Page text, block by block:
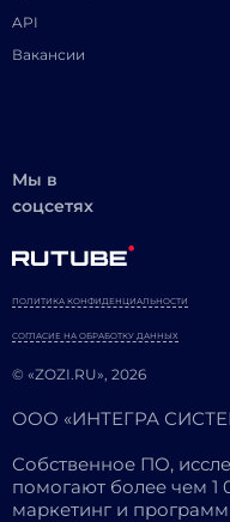
API
Вакансии
Мы в
соцсетях
© «ZOZI.RU», 2026
ПОЛИТИКА КОНФИДЕНЦИАЛЬНОСТИ
СОГЛАСИЕ НА ОБРАБОТКУ ДАННЫХ
ООО «ИНТЕГРА
Собственное ПО,
помогают более чем 1
маркетинг и